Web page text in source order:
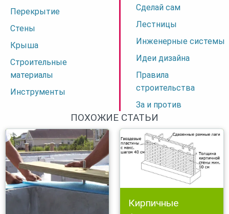
Перекрытие
Стены
Крыша
Строительные
материалы
Инструменты
Сделай сам
Лестницы
Инженерные системы
Идеи дизайна
Правила
строительства
За и против
ПОХОЖИЕ СТАТЬИ
Кирпичные